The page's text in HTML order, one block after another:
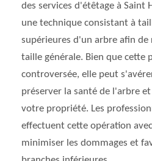
des services d'étêtage à Saint
une technique consistant à
supérieures d'un arbre afin de
taille générale. Bien que cette
controversée, elle peut
préserver la santé de l'arbre
votre propriété. Les
effectuent cette opération
minimiser les dommages et